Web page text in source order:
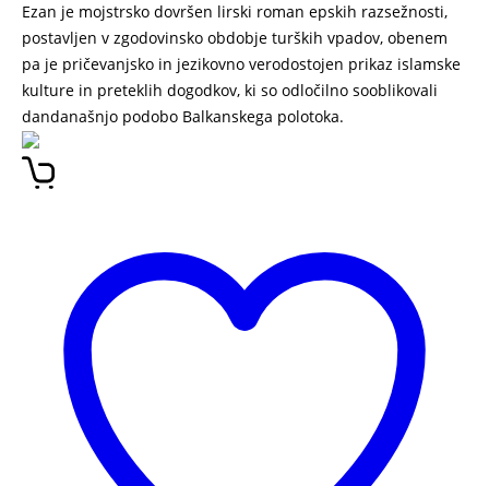
Ezan je mojstrsko dovršen lirski roman epskih razsežnosti,
postavljen v zgodovinsko obdobje turških vpadov, obenem
pa je pričevanjsko in jezikovno verodostojen prikaz islamske
kulture in preteklih dogodkov, ki so odločilno sooblikovali
dandanašnjo podobo Balkanskega polotoka.